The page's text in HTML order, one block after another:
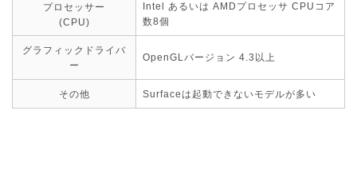
プロセッサー
(CPU)
Intel あるいは AMDプロセッサ CPUコア
数8個
グラフィックドライバ
ー
OpenGLバージョン 4.3以上
その他 Surfaceは起動できないモデルが多い